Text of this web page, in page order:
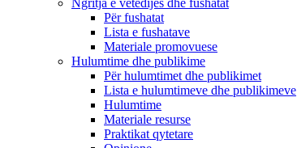
Për fushatat
Lista e fushatave
Materiale promovuese
Hulumtime dhe publikime
Për hulumtimet dhe publikimet
Lista e hulumtimeve dhe publikimeve
Hulumtime
Materiale resurse
Praktikat qytetare